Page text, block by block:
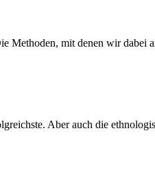
Methoden, mit denen wir dabei
Aber auch die